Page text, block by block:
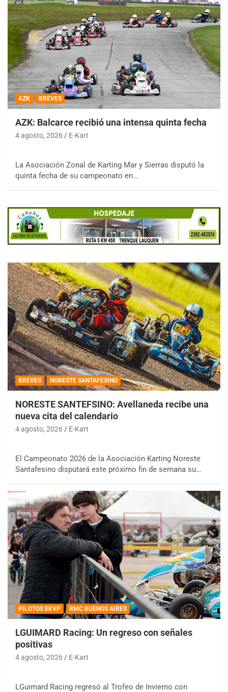
AZK BREVES
AZK: Balcarce recibió una intensa quinta fecha
4 agosto, 2026 E-Kart
La Asociación Zonal de Karting Mar y Sierras disputó la
quinta fecha de su campeonato en…
BREVES NORESTE SANTAFESINO
NORESTE SANTEFSINO: Avellaneda recibe una
nueva cita del calendario
4 agosto, 2026 E-Kart
El Campeonato 2026 de la Asociación Karting Noreste
Santafesino disputará este próximo fin de semana su…
PILOTOS EKVP RMC BUENOS AIRES
LGUIMARD Racing: Un regreso con señales
positivas
4 agosto, 2026 E-Kart
LGuimard Racing regresó al Trofeo de Invierno con